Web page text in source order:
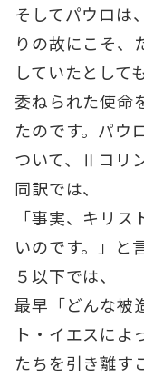
そしてパウロは
りの故にこそ、
していたとして
委ねられた使命
たのです。パウ
ついて、Ⅱコリ
同訳では、
「事実、キリ
いのです。」と
５以下では、
最早「どんな被
ト・イエスによ
たちを引き離す